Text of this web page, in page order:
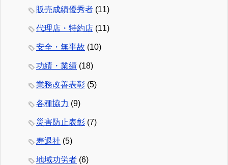
販売成績優秀者 (11)
代理店・特約店 (11)
安全・無事故 (10)
功績・業績 (18)
業務改善表彰 (5)
各種協力 (9)
災害防止表彰 (7)
寿退社 (5)
地域功労者 (6)